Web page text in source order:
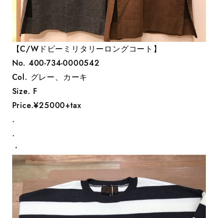
【C/Wドビーミリタリーロングコート】
No. 400-734-0000542
Col. グレー、カーキ
Size. F
Price.¥25000+tax
.
.
・